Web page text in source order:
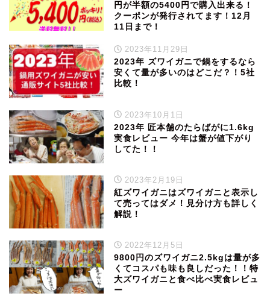
円が半額の5400円で購入出来る！
クーポンが発行されてます！12月
11日まで！
2023年11月29日
2023年 ズワイガニで鍋をするなら
安くて量が多いのはどこだ？！5社
比較！
2023年10月1日
2023年 匠本舗のたらばがに1.6kg
実食レビュー 今年は蟹が値下がり
してた！！
2023年2月19日
紅ズワイガニはズワイガニと表示し
て売ってはダメ！見分け方も詳しく
解説！
2022年12月5日
9800円のズワイガニ2.5kgは量が多
くてコスパも味も良しだった！！特
大ズワイガニと食べ比べ実食レビュ
ー